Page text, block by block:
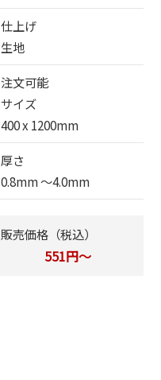
仕上げ
生地
注文可能
サイズ
400 x 1200mm
厚さ
0.8mm 〜4.0mm
販売価格（税込）
551円～